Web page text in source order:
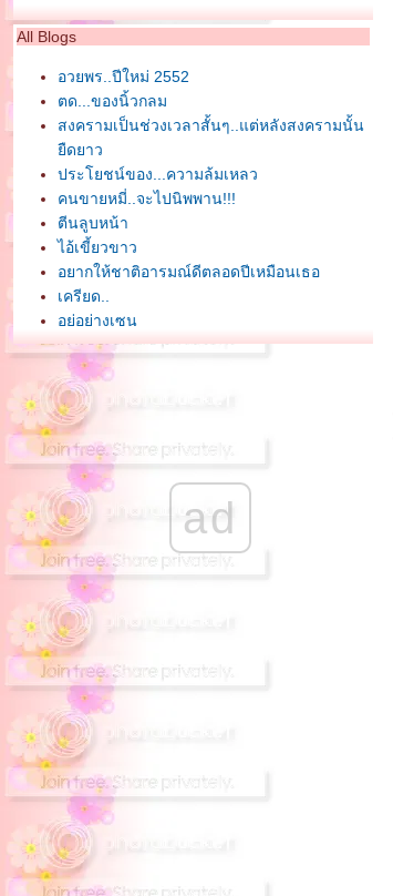
All Blogs
อวยพร..ปีใหม่ 2552
ตด...ของนิ้วกลม
สงครามเป็นช่วงเวลาสั้นๆ..แต่หลังสงครามนั้น
ืดยาว
ประโยชน์ของ...ความล้มเหลว
คนขายหมี่..จะไปนิพพาน!!!
ตีนลูบหน้า
ไอ้เขี้ยวขาว
อยากให้ชาติอารมณ์ดีตลอดปีเหมือนเธอ
เครียด..
อยู่อย่างเซน
มีสติ..จะให้ ใครต้องการ?
เร่....ขายฝัน (ฉบับต้นตำรับ..คนกล้าฝัน)
คุยกับประภาส_ศาสนาเดียวกัน
คุยกับประภาส_เรื่องครูๆ
สมุดขบ ( ประภาส - คำคม )
คุยกับประภาส
ad